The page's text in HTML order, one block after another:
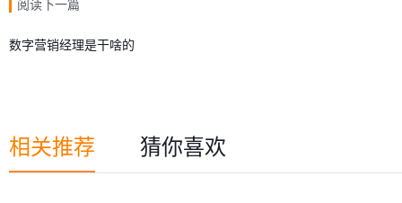
数字营销经理是干啥的
相关推荐 猜你喜欢